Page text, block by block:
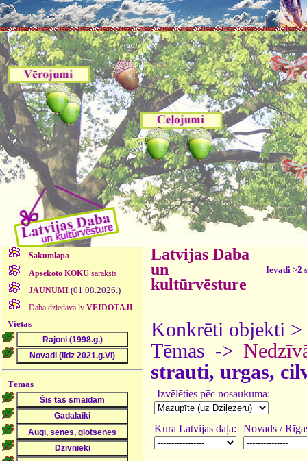
Sākumlapa
Apsekoto KOKUsaraksts
JAUNUMI (01.08.2026.)
Daba.dziedava.lv VEIDOTĀJI
Vietas
Tēmas
Latvijas Daba
un
kultūrvēsture
Ievadi >2
Konkrēti objekti >
Tēmas ->
strauti, urgas,
Izvēlēties pēc nosaukuma:
Kura Latvijas daļa: Novads /